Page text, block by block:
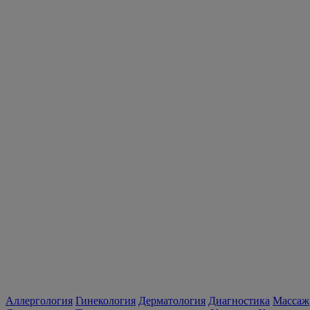
Аллергология Гинекология Дерматология Диагностика Массаж